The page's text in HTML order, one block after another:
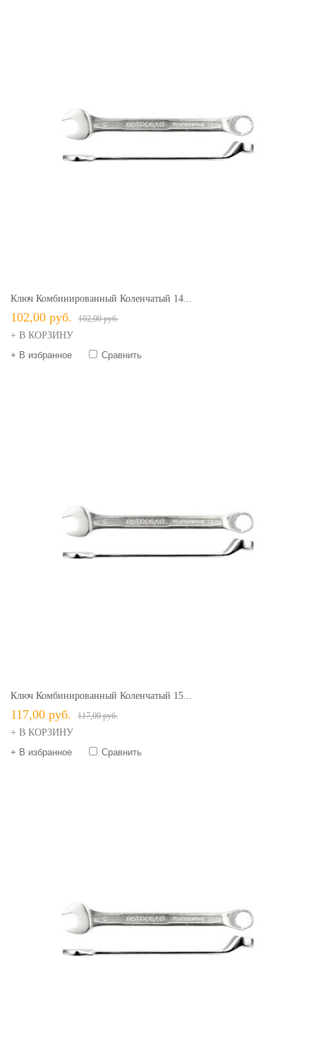
Ключ Комбинированный Коленчатый 14...
102,00 руб. 102,00 руб.
+ В КОРЗИНУ
+ В избранное
Сравнить
Ключ Комбинированный Коленчатый 15...
117,00 руб. 117,00 руб.
+ В КОРЗИНУ
+ В избранное
Сравнить